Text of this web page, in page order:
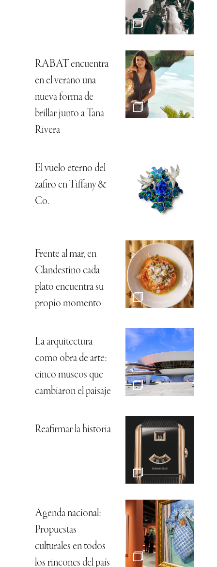
RABAT encuentra
en el verano una
nueva forma de
brillar junto a Tana
Rivera
El vuelo eterno del
zafiro en Tiffany &
Co.
Frente al mar, en
Clandestino cada
plato encuentra su
propio momento
La arquitectura
como obra de arte:
cinco museos que
cambiaron el paisaje
Reafirmar la historia
Agenda nacional:
Propuestas
culturales en todos
los rincones del país